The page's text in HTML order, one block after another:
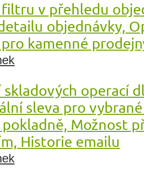
filtru v přehledu
objednávky,
kamenné
operací
sleva pro
Možnost
Historie emailu